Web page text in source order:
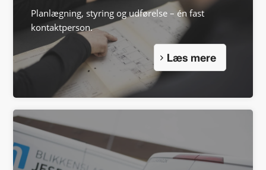
Planlægning, styring og udførelse – én fast
kontaktperson.
Læs mere